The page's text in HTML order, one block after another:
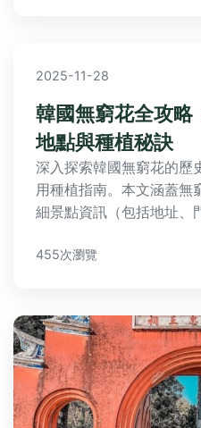
2025-11-28
韓國無窮花全攻略
地點與種植秘訣
深入探索韓國無窮花的歷
用種植指南。本文涵蓋無
細景點資訊（包括地址、
花，解決所有相關疑問。
455次瀏覽